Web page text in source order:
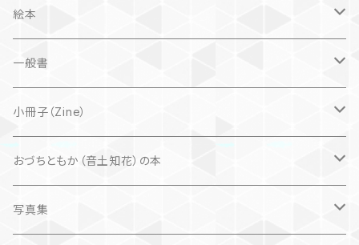
絵本
子ども
自然科学絵本
楽しいお話
大人にも
一般書
海外翻訳
文芸、小説
問題提起
国内
文芸、小説
小冊子（Zine）
猫
おづちともか（音土知花）の本
ZINE
写真集